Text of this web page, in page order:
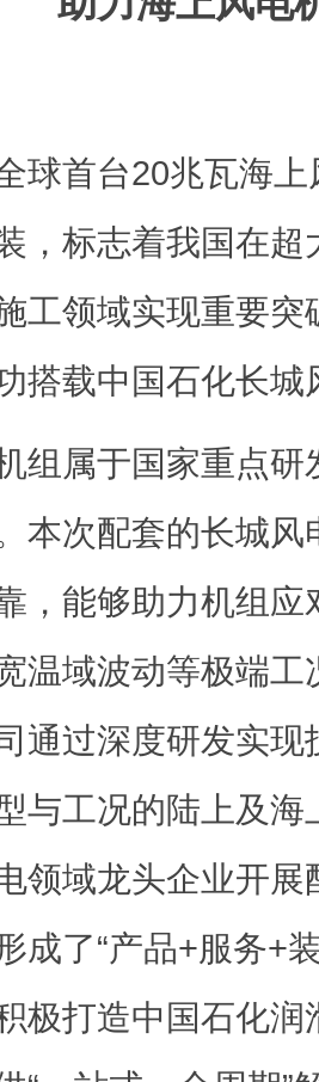
首台20兆瓦海上
，标志着我国在超
工领域实现重要突
搭载中国石化长城
属于国家重点研
本次配套的长城风
，能够助力机组应
温域波动等极端
通过深度研发实现
与工况的陆上及海
领域龙头企业开
成了“产品+服务+
极打造中国石化